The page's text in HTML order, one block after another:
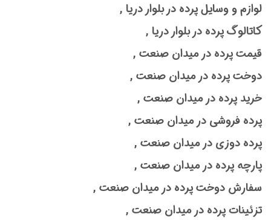
لوازم و وسایل پرده در بلوار دریا ,
کاتالوگ پرده در بلوار دریا ,
قیمت پرده در میدان صنعت ,
دوخت پرده در میدان صنعت ,
خرید پرده در میدان صنعت ,
پرده فروشی در میدان صنعت ,
پرده دوزی در میدان صنعت ,
پارچه پرده در میدان صنعت ,
سفارش دوخت پرده در میدان صنعت ,
تزئینات پرده در میدان صنعت ,